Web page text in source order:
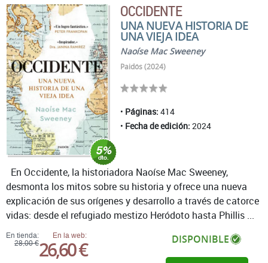
OCCIDENTE
UNA NUEVA HISTORIA DE
UNA VIEJA IDEA
Naoíse Mac Sweeney
Paidós (2024)
Páginas: 414
Fecha de edición: 2024
En tienda:
28,00 €
En la web:
26,60 € DISPONIBLE
En Occidente, la historiadora Naoíse Mac Sweeney,
desmonta los mitos sobre su historia y ofrece una nueva
explicación de sus orígenes y desarrollo a través de catorce
vidas: desde el refugiado mestizo Heródoto hasta Phillis ...